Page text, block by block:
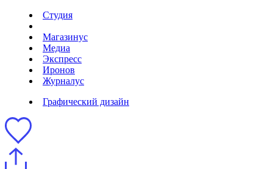
Студия
Магазинус
Медиа
Экспресс
Иронов
Журналус
Графический дизайн